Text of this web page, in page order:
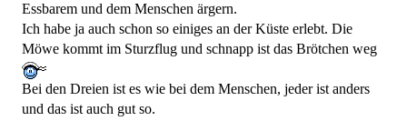
Essbarem und dem Menschen ärgern.
Ich habe ja auch schon so einiges an der Küste erlebt. Die
Möwe kommt im Sturzflug und schnapp ist das Brötchen weg
Bei den Dreien ist es wie bei dem Menschen, jeder ist anders
und das ist auch gut so.